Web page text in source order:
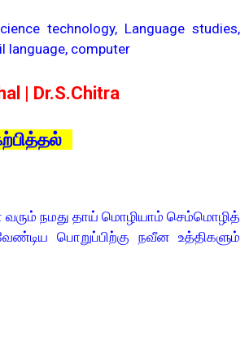
technology, Language studies,
language, computer
| Dr.S.Chitra
நமது தாய் மொழியாம் செம்மொழித்
பொறுப்பிற்கு நவீன உத்திகளும்